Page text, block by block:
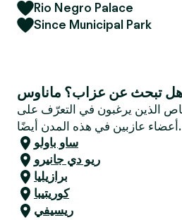
Rio Negro Palace
Since Municipal Park
تبحث عن عزاب؟ ماناوس
الذين يرغبون في التعرّف على
أعضاء عازبين في هذه المدن أيضًا.
ساو باولو
ريو دي جانيرو
برازيليا
كوريتيبا
ريسيفي